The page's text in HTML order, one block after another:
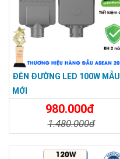
ĐÈN ĐƯỜNG LED 100W MẪU
MỚI
980.000đ
1.480.000đ